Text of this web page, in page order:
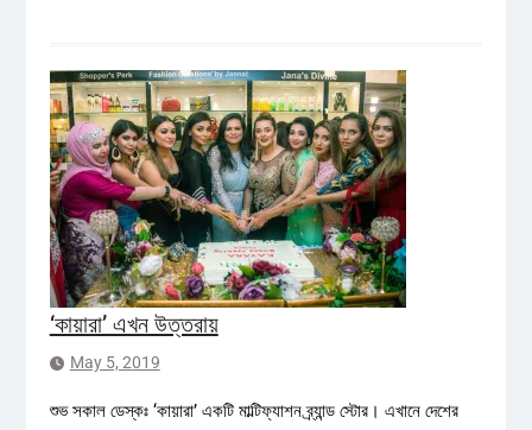
‘কায়ারা’ এখন উত্তরায়
May 5, 2019
শুভ সকাল ডেস্কঃ ‘কায়ারা’ একটি মাল্টিফ্যাশন ব্র্যান্ড স্টোর। এখানে দেশের